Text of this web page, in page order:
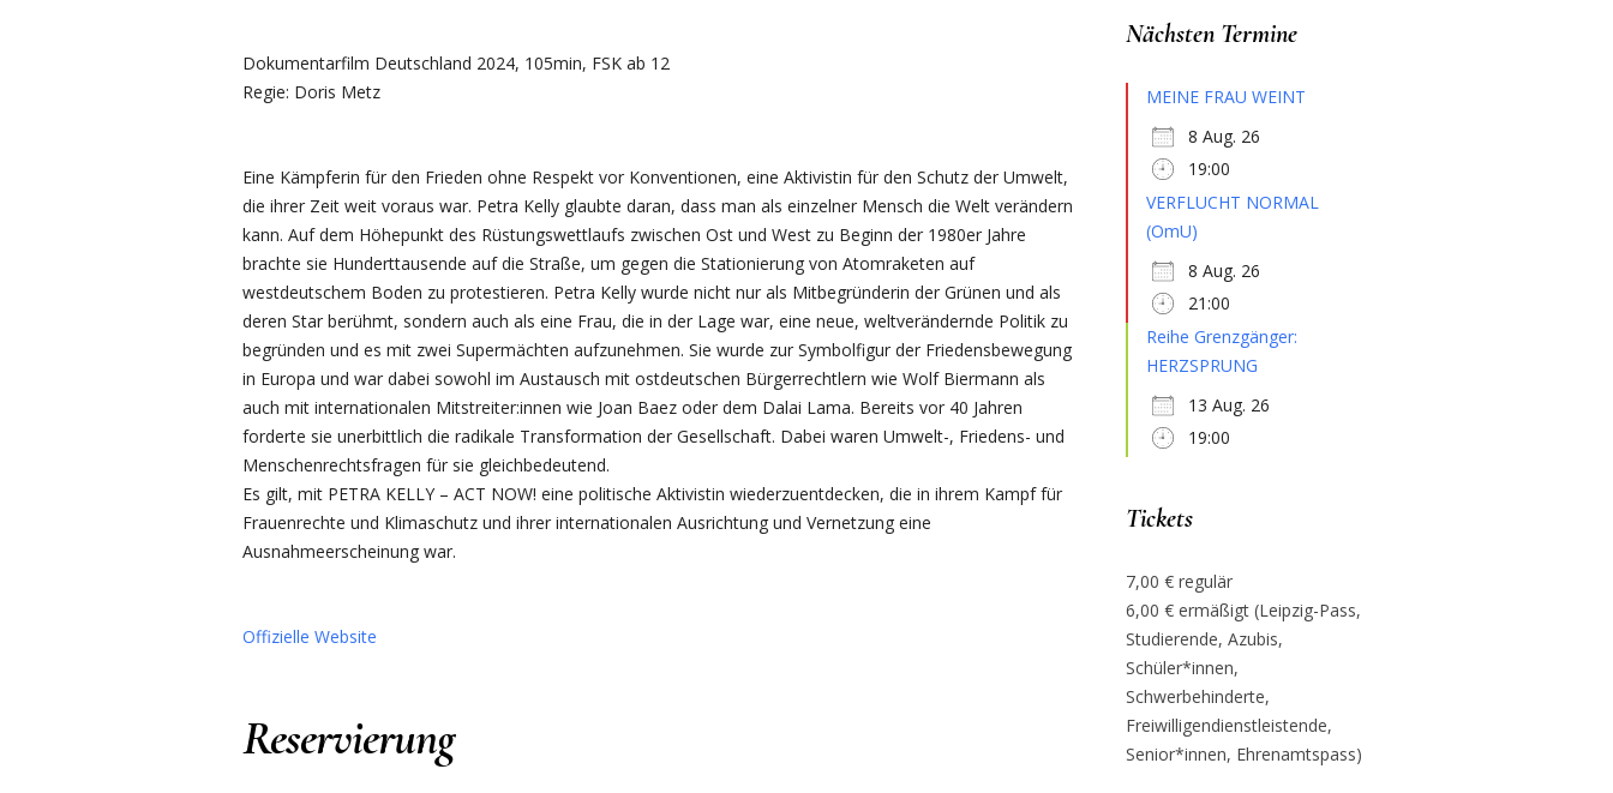
Dokumentarfilm Deutschland 2024, 105min, FSK ab 12
Regie: Doris Metz
Eine Kämpferin für den Frieden ohne Respekt vor Konventionen, eine Aktivistin für den Schutz der Umwelt,
die ihrer Zeit weit voraus war. Petra Kelly glaubte daran, dass man als einzelner Mensch die Welt verändern
kann. Auf dem Höhepunkt des Rüstungswettlaufs zwischen Ost und West zu Beginn der 1980er Jahre
brachte sie Hunderttausende auf die Straße, um gegen die Stationierung von Atomraketen auf
westdeutschem Boden zu protestieren. Petra Kelly wurde nicht nur als Mitbegründerin der Grünen und als
deren Star berühmt, sondern auch als eine Frau, die in der Lage war, eine neue, weltverändernde Politik zu
begründen und es mit zwei Supermächten aufzunehmen. Sie wurde zur Symbolfigur der Friedensbewegung
in Europa und war dabei sowohl im Austausch mit ostdeutschen Bürgerrechtlern wie Wolf Biermann als
auch mit internationalen Mitstreiter:innen wie Joan Baez oder dem Dalai Lama. Bereits vor 40 Jahren
forderte sie unerbittlich die radikale Transformation der Gesellschaft. Dabei waren Umwelt-, Friedens- und
Menschenrechtsfragen für sie gleichbedeutend.
Es gilt, mit PETRA KELLY – ACT NOW! eine politische Aktivistin wiederzuentdecken, die in ihrem Kampf für
Frauenrechte und Klimaschutz und ihrer internationalen Ausrichtung und Vernetzung eine
Ausnahmeerscheinung war.
Offizielle Website
Reservierung
Nächsten Termine
MEINE FRAU WEINT
8 Aug. 26
19:00
VERFLUCHT NORMAL
(OmU)
8 Aug. 26
21:00
Reihe Grenzgänger:
HERZSPRUNG
13 Aug. 26
19:00
Tickets
7,00 € regulär
6,00 € ermäßigt (Leipzig-Pass,
Studierende, Azubis,
Schüler*innen,
Schwerbehinderte,
Freiwilligendienstleistende,
Senior*innen, Ehrenamtspass)